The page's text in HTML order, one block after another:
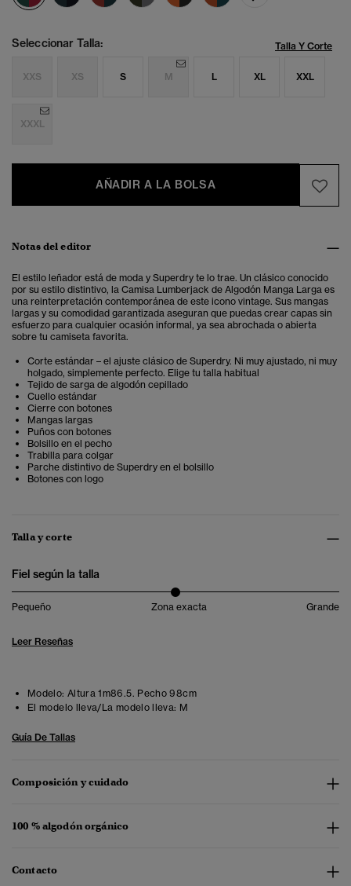
Seleccionar Talla: Talla Y Corte
XXS XS S M L XL XXL
XXXL
AÑADIR A LA BOLSA
Notas del editor
El estilo leñador está de moda y Superdry te lo trae. Un clásico conocido
por su estilo distintivo, la Camisa Lumberjack de Algodón Manga Larga es
una reinterpretación contemporánea de este icono vintage. Sus mangas
largas y su comodidad garantizada aseguran que puedas crear capas sin
esfuerzo para cualquier ocasión informal, ya sea abrochada o abierta
sobre tu camiseta favorita.
Corte estándar – el ajuste clásico de Superdry. Ni muy ajustado, ni muy
holgado, simplemente perfecto. Elige tu talla habitual
Tejido de sarga de algodón cepillado
Cuello estándar
Cierre con botones
Mangas largas
Puños con botones
Bolsillo en el pecho
Trabilla para colgar
Parche distintivo de Superdry en el bolsillo
Botones con logo
Talla y corte
Fiel según la talla
Pequeño Zona exacta Grande
Leer Reseñas
Modelo: Altura 1m86.5. Pecho 98cm
El modelo lleva/La modelo lleva: M
Guía De Tallas
Composición y cuidado
100 % algodón orgánico
Contacto